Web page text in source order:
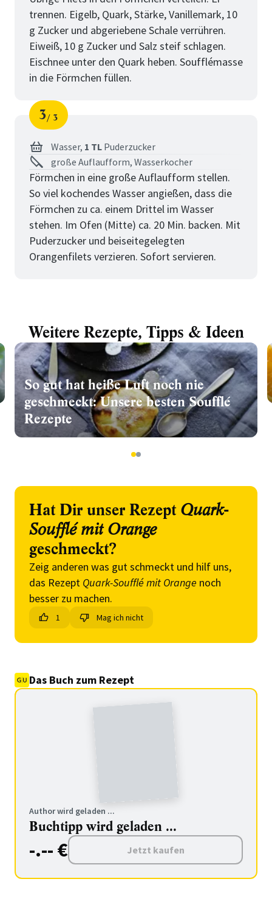
trennen. Eigelb, Quark, Stärke, Vanillemark, 10
g Zucker und abgeriebene Schale verrühren.
Eiweiß, 10 g Zucker und Salz steif schlagen.
Eischnee unter den Quark heben. Soufflémasse
in die Förmchen füllen.
Schritt
3
von
3
Wasser, 1 TL Puderzucker
große Auflaufform, Wasserkocher
Förmchen in eine große Auflaufform stellen.
So viel kochendes Wasser angießen, dass die
Förmchen zu ca. einem Drittel im Wasser
stehen. Im Ofen (Mitte) ca. 20 Min. backen. Mit
Puderzucker und beiseitegelegten
Orangenfilets verzieren. Sofort servieren.
Weitere Rezepte, Tipps & Ideen
So gut hat heiße Luft noch nie
geschmeckt: Unsere besten Soufflé
Rezepte
12
Hat Dir unser Rezept Quark-
Soufflé mit Orange
geschmeckt?
Zeig anderen was gut schmeckt und hilf uns,
das Rezept Quark-Soufflé mit Orange noch
besser zu machen.
1 Mag ich nicht
Das Buch zum Rezept
Author wird geladen ...
Buchtipp wird geladen ...
-.-- € Jetzt kaufen